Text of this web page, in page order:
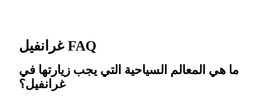
غرانفيل FAQ
ما هي المعالم السياحية التي يجب زيارتها في
غرانفيل؟